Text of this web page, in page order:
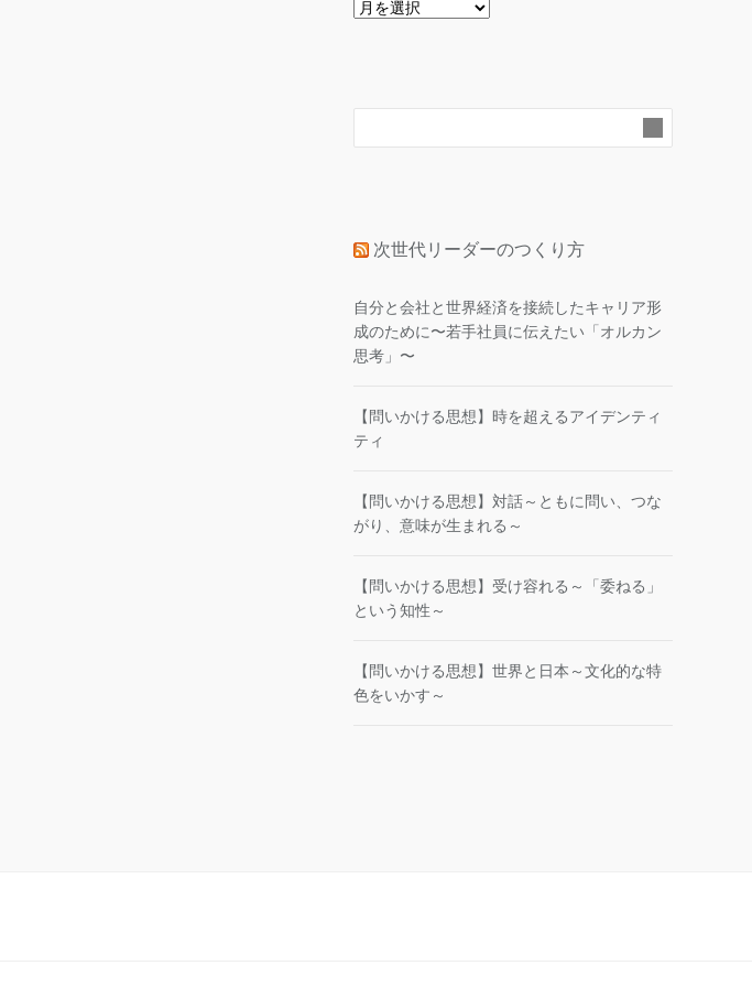
ア
次世代リーダーのつくり方
自分と会社と世界経済を接続したキャリア形
成のために〜若手社員に伝えたい「オルカン
思考」〜
【問いかける思想】時を超えるアイデンティ
ティ
【問いかける思想】対話～ともに問い、つな
がり、意味が生まれる～
【問いかける思想】受け容れる～「委ねる」
という知性～
【問いかける思想】世界と日本～文化的な特
色をいかす～